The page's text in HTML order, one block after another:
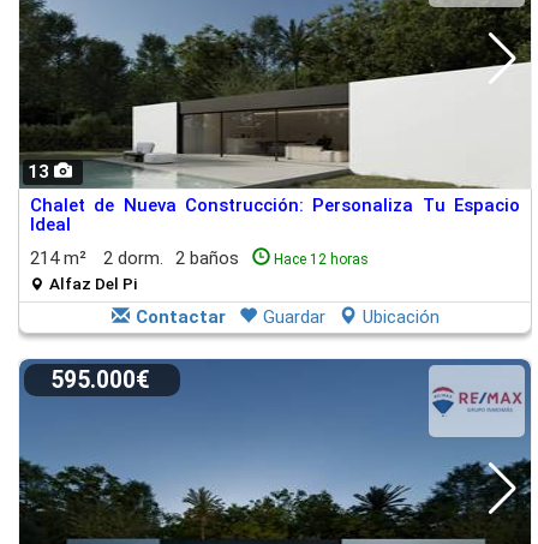
13
Chalet de Nueva Construcción: Personaliza Tu Espacio
Ideal
214 m²
2 dorm. 2 baños Hace 12 horas
Alfaz Del Pi
Contactar Guardar Ubicación
595.000€